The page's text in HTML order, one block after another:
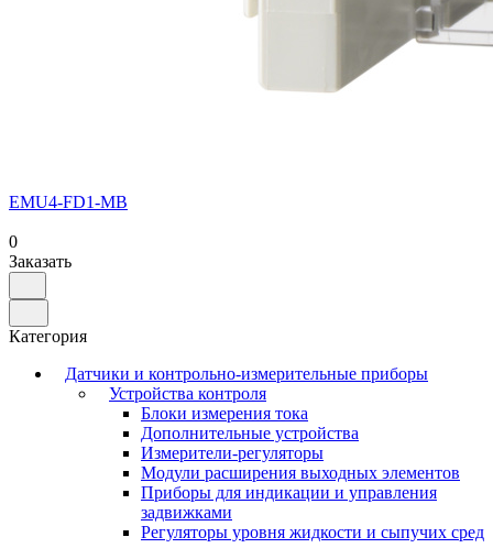
EMU4-FD1-MB
0
Заказать
Категория
Датчики и контрольно-измерительные приборы
Устройства контроля
Блоки измерения тока
Дополнительные устройства
Измерители-регуляторы
Модули расширения выходных элементов
Приборы для индикации и управления
задвижками
Регуляторы уровня жидкости и сыпучих сред